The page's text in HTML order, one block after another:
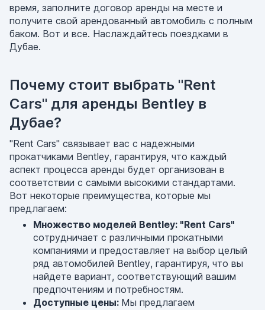
время, заполните договор аренды на месте и
получите свой арендованный автомобиль с полным
баком. Вот и все. Наслаждайтесь поездками в
Дубае.
Почему стоит выбрать "Rent
Cars" для аренды Bentley в
Дубае?
"Rent Cars" связывает вас с надежными
прокатчиками Bentley, гарантируя, что каждый
аспект процесса аренды будет организован в
соответствии с самыми высокими стандартами.
Вот некоторые преимущества, которые мы
предлагаем:
Множество моделей Bentley: "Rent Cars"
сотрудничает с различными прокатными
компаниями и предоставляет на выбор целый
ряд автомобилей Bentley, гарантируя, что вы
найдете вариант, соответствующий вашим
предпочтениям и потребностям.
Доступные цены: Мы предлагаем